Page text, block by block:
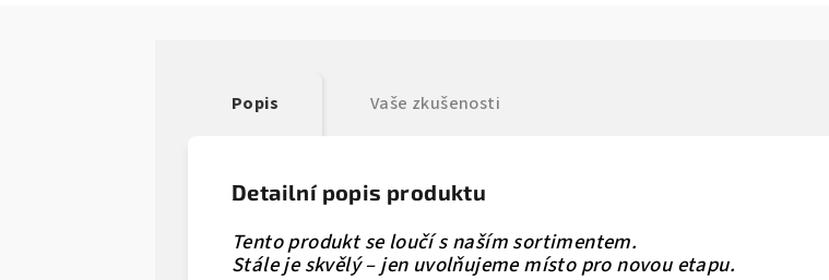
Popis Vaše zkušenosti
Detailní popis produktu
Tento produkt se loučí s naším sortimentem.
Stále je skvělý – jen uvolňujeme místo pro novou etapu.